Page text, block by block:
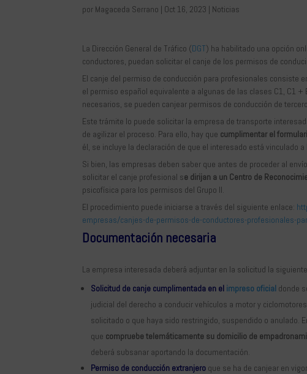
por Magaceda Serrano | Oct 16, 2023 | Noticias
La Dirección General de Tráfico (DGT) ha habilitado una opción
conductores, puedan solicitar el canje de los permisos de
El canje del permiso de conducción para profesionales consiste
el permiso español equivalente a algunas de las clases C1, C1 +
necesarios, se pueden canjear permisos de conducción de
Este trámite lo puede solicitar la empresa de transporte
de agilizar el proceso. Para ello, hay que cumplimentar el
él, se incluye la declaración de que el interesado está vinculado
Si bien, las empresas deben saber que antes de proceder al
solicitar el canje profesional se dirijan a un Centro de
psicofísica para los permisos del Grupo II.
El procedimiento puede iniciarse a través del siguiente enlace:
empresas/canjes-de-permisos-de-conductores-profesionales-
Documentación necesaria
La empresa interesada deberá adjuntar en la solicitud la
Solicitud de canje cumplimentada en el impreso oficial donde
judicial del derecho a conducir vehículos a motor y
solicitado o que haya sido restringido, suspendido o anulado.
que compruebe telemáticamente su domicilio de
deberá subsanar aportando la documentación.
Permiso de conducción extranjero que se ha de canjear en